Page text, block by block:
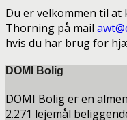
Du er velkommen til
Thorning på mail
hvis du har brug for
DOMI Bolig
DOMI Bolig er en
2.271 lejemål